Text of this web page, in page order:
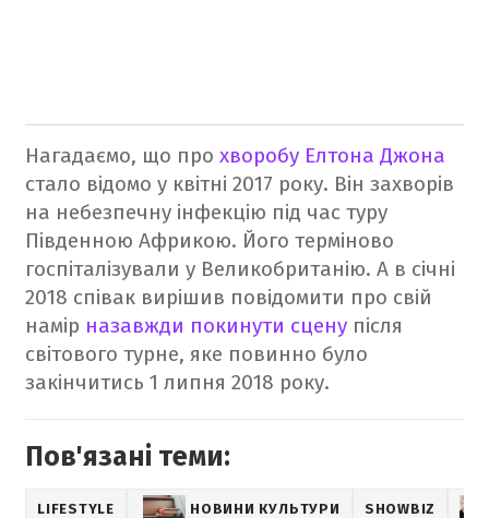
Нагадаємо, що про хворобу Елтона Джона
стало відомо у квітні 2017 року. Він захворів
на небезпечну інфекцію під час туру
Південною Африкою. Його терміново
госпіталізували у Великобританію. А в січні
2018 співак вирішив повідомити про свій
намір назавжди покинути сцену після
світового турне, яке повинно було
закінчитись 1 липня 2018 року.
Пов'язані теми:
LIFESTYLE НОВИНИ КУЛЬТУРИ SHOWBIZ